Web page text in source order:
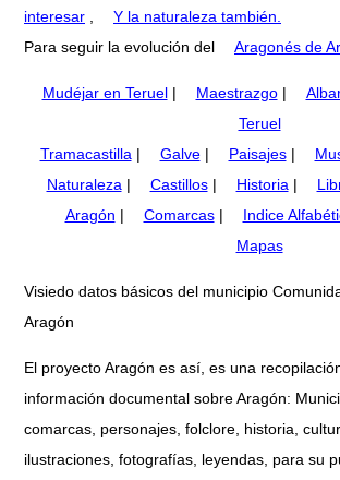
interesar
Y la naturaleza también.
Para seguir la evolución del
Aragonés de
Mudéjar en Teruel| Maestrazgo|
Teruel
Tramacastilla | Galve| Paisajes|
Naturaleza | Castillos| Historia |
Aragón | Comarcas| Indice
Mapas
Visiedo datos básicos del municipio
Aragón
El proyecto Aragón es así, es una
información documental sobre Aragón:
comarcas, personajes, folclore, historia,
ilustraciones, fotografías, leyendas, para su